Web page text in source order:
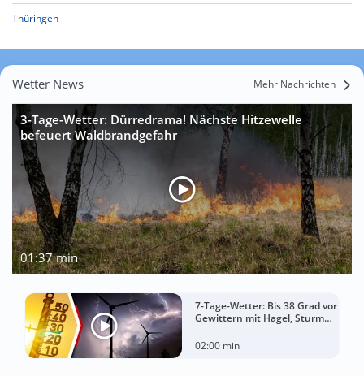
Thüringen
Wetter News Mehr Nachrichten
3-Tage-Wetter: Dürredrama! Nächste Hitzewelle
befeuert Waldbrandgefahr
01:37 min
7-Tage-Wetter: Bis 38 Grad vor
Gewittern mit Hagel, Sturm
02:00 min